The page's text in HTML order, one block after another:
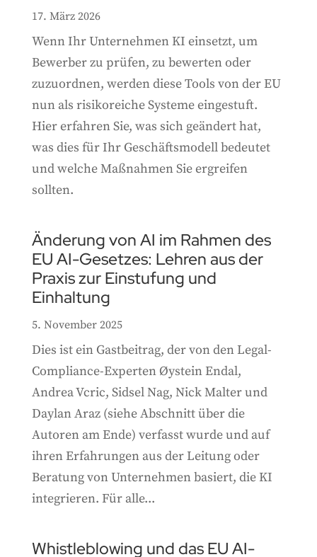
17. März 2026
Wenn Ihr Unternehmen KI einsetzt, um
Bewerber zu prüfen, zu bewerten oder
zuzuordnen, werden diese Tools von der EU
nun als risikoreiche Systeme eingestuft.
Hier erfahren Sie, was sich geändert hat,
was dies für Ihr Geschäftsmodell bedeutet
und welche Maßnahmen Sie ergreifen
sollten.
Änderung von AI im Rahmen des
EU AI-Gesetzes: Lehren aus der
Praxis zur Einstufung und
Einhaltung
5. November 2025
Dies ist ein Gastbeitrag, der von den Legal-
Compliance-Experten Øystein Endal,
Andrea Vcric, Sidsel Nag, Nick Malter und
Daylan Araz (siehe Abschnitt über die
Autoren am Ende) verfasst wurde und auf
ihren Erfahrungen aus der Leitung oder
Beratung von Unternehmen basiert, die KI
integrieren. Für alle...
Whistleblowing und das EU AI-